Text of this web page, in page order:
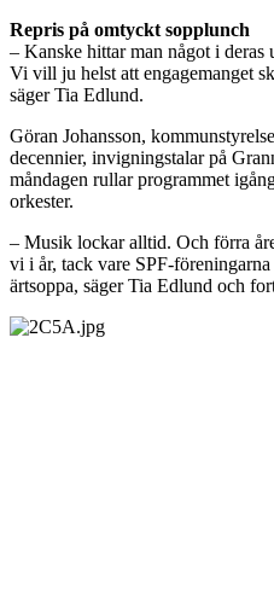
Repris på omtyckt sopplunch
– Kanske hittar man något i
Vi vill ju helst att engagemanget
säger Tia Edlund.
Göran Johansson,
decennier, invigningstalar på
måndagen rullar programmet
orkester.
– Musik lockar alltid. Och förra
vi i år, tack vare SPF-
ärtsoppa, säger Tia Edlund och